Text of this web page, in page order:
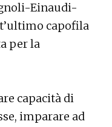
Einaudi-
capofila
per la
capacità di
imparare ad